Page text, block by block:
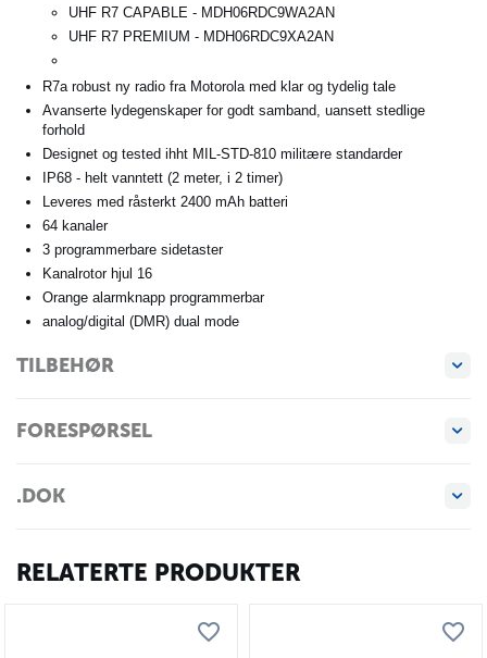
UHF R7 CAPABLE - MDH06RDC9WA2AN
UHF R7 PREMIUM - MDH06RDC9XA2AN
R7a robust ny radio fra Motorola med klar og tydelig tale
Avanserte lydegenskaper for godt samband, uansett stedlige
forhold
Designet og tested ihht MIL-STD-810 militære standarder
IP68 - helt vanntett (2 meter, i 2 timer)
Leveres med råsterkt 2400 mAh batteri
64 kanaler
3 programmerbare sidetaster
Kanalrotor hjul 16
Orange alarmknapp programmerbar
analog/digital (DMR) dual mode
TILBEHØR
FORESPØRSEL
.DOK
RELATERTE PRODUKTER